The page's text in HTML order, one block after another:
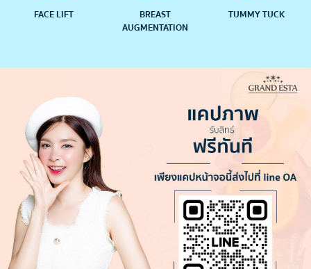
FACE LIFT
BREAST
AUGMENTATION
TUMMY TUCK